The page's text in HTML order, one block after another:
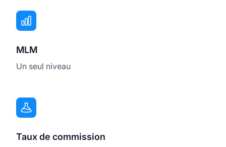
MLM
Un seul niveau
Taux de commission